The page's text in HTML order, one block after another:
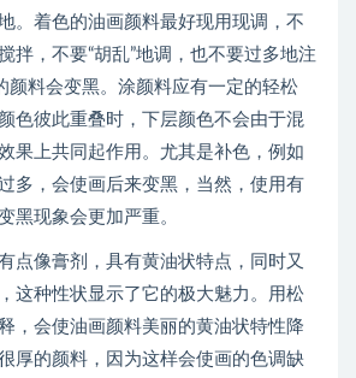
。着色的油画颜料最好现用现调，不
拌，不要“胡乱”地调，也不要过多地注
颜料会变黑。涂颜料应有一定的轻松
色彼此重叠时，下层颜色不会由于混
果上共同起作用。尤其是补色，例如
多，会使画后来变黑，当然，使用有
黑现象会更加严重。
点像膏剂，具有黄油状特点，同时又
这种性状显示了它的极大魅力。用松
，会使油画颜料美丽的黄油状特性降
厚的颜料，因为这样会使画的色调缺